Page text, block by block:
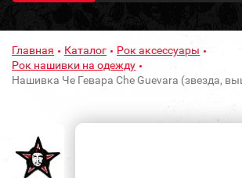
Главная Каталог
Рок аксессуары
Рок нашивки на одежду
Нашивка Че Гевара Che Guevara (звезда,